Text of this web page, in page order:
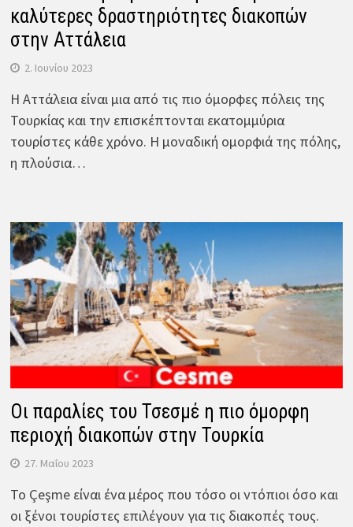
καλύτερες δραστηριότητες διακοπών
στην Αττάλεια
2. Ιουνίου 2023
Η Αττάλεια είναι μια από τις πιο όμορφες πόλεις της
Τουρκίας και την επισκέπτονται εκατομμύρια
τουρίστες κάθε χρόνο. Η μοναδική ομορφιά της πόλης,
η πλούσια…
Οι παραλίες του Τσεσμέ η πιο όμορφη
περιοχή διακοπών στην Τουρκία
27. Μαΐου 2023
Το Çeşme είναι ένα μέρος που τόσο οι ντόπιοι όσο και
οι ξένοι τουρίστες επιλέγουν για τις διακοπές τους.